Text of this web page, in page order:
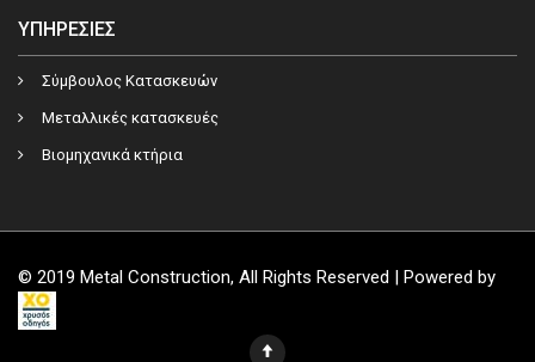
ΥΠΗΡΕΣΊΕΣ
Σύμβουλος Κατασκευών
Μεταλλικές κατασκευές
Βιομηχανικά κτήρια
© 2019 Metal Construction, All Rights Reserved | Powered by